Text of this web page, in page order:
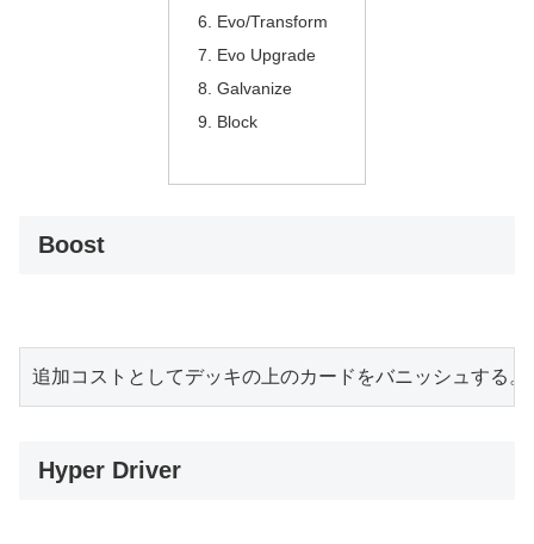
Evo/Transform
Evo Upgrade
Galvanize
Block
Boost
追加コストとしてデッキの上のカードをバニッシュす
Hyper Driver